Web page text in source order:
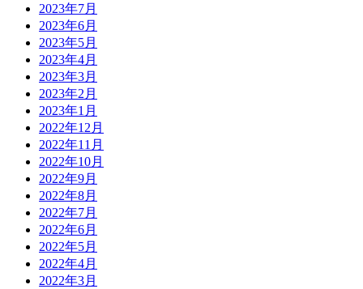
2023年7月
2023年6月
2023年5月
2023年4月
2023年3月
2023年2月
2023年1月
2022年12月
2022年11月
2022年10月
2022年9月
2022年8月
2022年7月
2022年6月
2022年5月
2022年4月
2022年3月